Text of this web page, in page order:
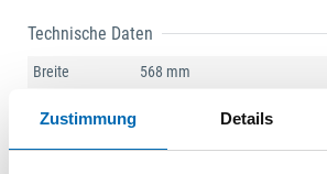
Zustimmung Details
Technische Daten
Breite
568 mm